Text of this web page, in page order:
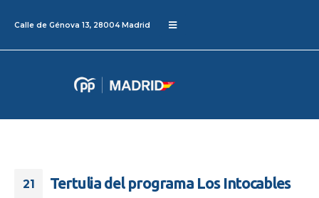
Calle de Génova 13, 28004 Madrid
21
Tertulia del programa Los Intocables